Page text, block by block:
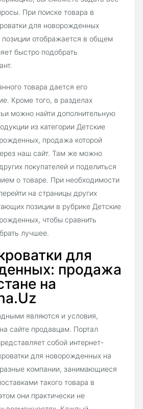
При поиске товара в
для новорожденных
отображается в общем
быстро подобрать
товара дается его
Кроме того, в разделах
можно найти дополнительную
из категории Детские
продажа которой
наш сайт. Там же можно
покупателей и поделиться
о товаре. При необходимости
на страницы других
позиции в рубрике Детские
чтобы сравнить
лучшее.
для
продажа
на
являются и условия,
сайте продавцам. Портал
собой интернет-
для новорожденных на
компании, занимающиеся
такого товара в
они практически не